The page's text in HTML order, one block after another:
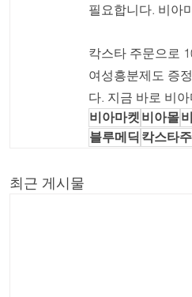
필요합니다. 비아
칵스타 주문으로
여성흥분제도 증
다. 지금 바로 비
비아마켓 비아몰
블루메딕 칵스타
최근 게시물